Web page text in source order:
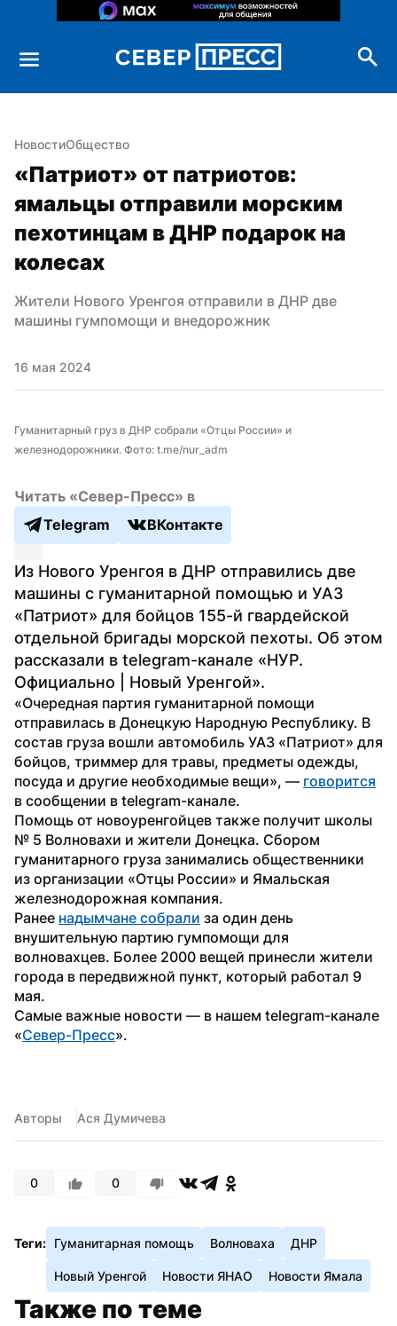
НовостиОбщество
«Патриот» от патриотов:
ямальцы отправили морским
пехотинцам в ДНР подарок на
колесах
Жители Нового Уренгоя отправили в ДНР две
машины гумпомощи и внедорожник
16 мая 2024
Гуманитарный груз в ДНР собрали «Отцы России» и
железнодорожники. Фото: t.me/nur_adm
Читать «Север-Пресс» в
Telegram
ВКонтакте
Из Нового Уренгоя в ДНР отправились две
машины с гуманитарной помощью и УАЗ
«Патриот» для бойцов 155-й гвардейской
отдельной бригады морской пехоты. Об этом
рассказали в telegram-канале «НУР.
Официально | Новый Уренгой».
«Очередная партия гуманитарной помощи
отправилась в Донецкую Народную Республику. В
состав груза вошли автомобиль УАЗ «Патриот» для
бойцов, триммер для травы, предметы одежды,
посуда и другие необходимые вещи», — говорится
в сообщении в telegram-канале.
Помощь от новоуренгойцев также получит школы
№ 5 Волновахи и жители Донецка. Сбором
гуманитарного груза занимались общественники
из организации «Отцы России» и Ямальская
железнодорожная компания.
Ранее надымчане собрали за один день
внушительную партию гумпомощи для
волновахцев. Более 2000 вещей принесли жители
города в передвижной пункт, который работал 9
мая.
Самые важные новости — в нашем telegram-канале
«Север-Пресс».
Авторы Ася Думичева
0 0
Теги: Гуманитарная помощь Волноваха ДНР
Новый Уренгой Новости ЯНАО Новости Ямала
Также по теме